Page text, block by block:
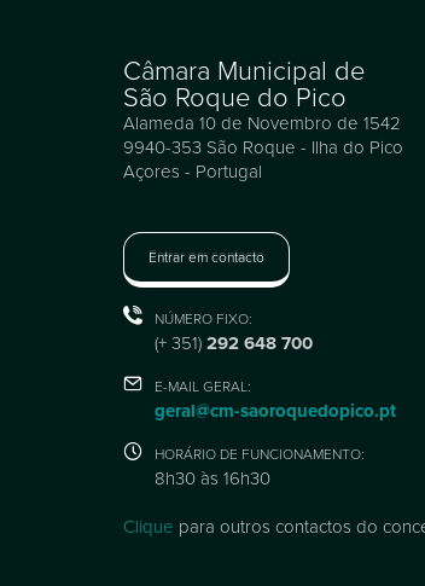
Câmara Municipal de
São Roque do Pico
Alameda 10 de Novembro de 1542
9940-353 São Roque - Ilha do Pico
Açores - Portugal
Entrar em contacto
NÚMERO FIXO:
(+ 351) 292 648 700
E-MAIL GERAL:
geral@cm-saoroquedopico.pt
HORÁRIO DE FUNCIONAMENTO:
8h30 às 16h30
Clique para outros contactos do